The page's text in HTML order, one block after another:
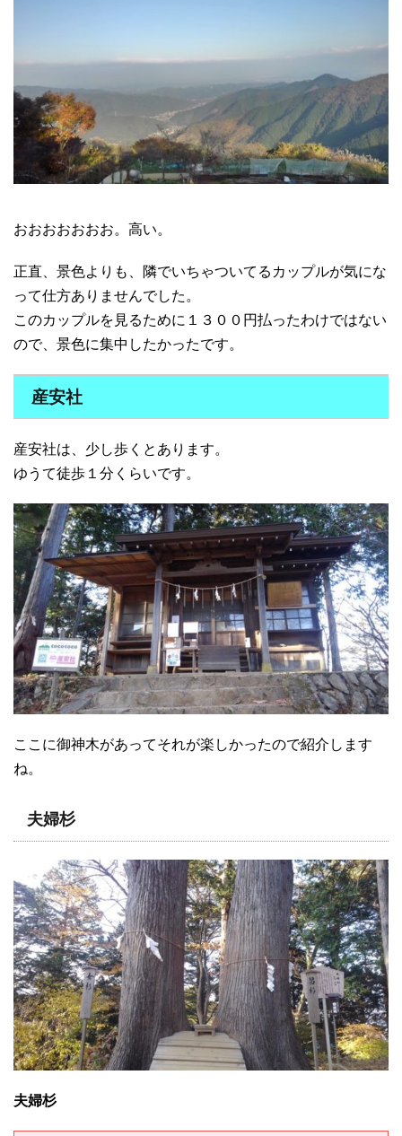
おおおおおおお。高い。
正直、景色よりも、隣でいちゃついてるカップルが気にな
って仕方ありませんでした。
このカップルを見るために１３００円払ったわけではない
ので、景色に集中したかったです。
産安社
産安社は、少し歩くとあります。
ゆうて徒歩１分くらいです。
ここに御神木があってそれが楽しかったので紹介します
ね。
夫婦杉
夫婦杉